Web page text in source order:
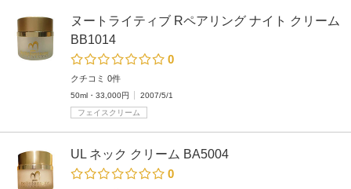
ヌートライティブ Rペアリング ナイト クリーム
BB1014
0
クチコミ 0件
50ml・33,000円
2007/5/1
フェイスクリーム
UL ネック クリーム BA5004
0